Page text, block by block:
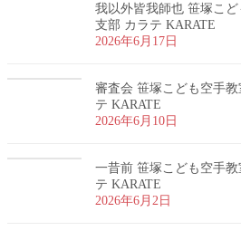
我以外皆我師也 笹塚こ
支部 カラテ KARATE
2026年6月17日
審査会 笹塚こども空手
テ KARATE
2026年6月10日
一昔前 笹塚こども空手
テ KARATE
2026年6月2日